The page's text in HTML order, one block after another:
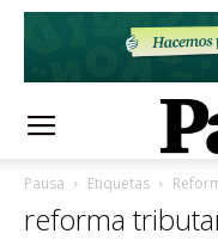
Pausa Etiquetas
reforma